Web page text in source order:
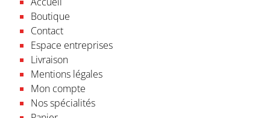
Boutique
Contact
Espace entreprises
Livraison
Mentions légales
Mon compte
Nos spécialités